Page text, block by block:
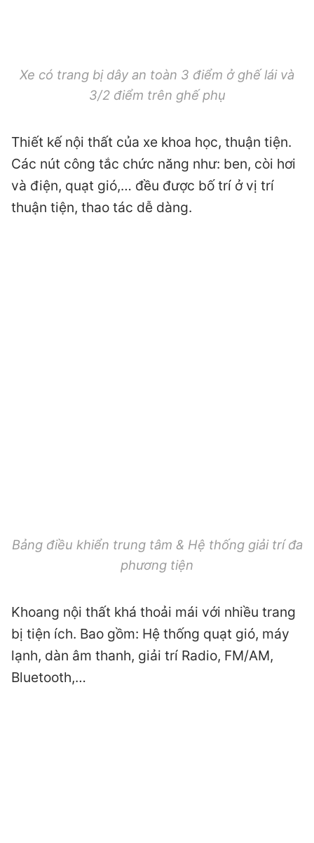
Xe có trang bị dây an toàn 3 điểm ở ghế lái và
3/2 điểm trên ghế phụ
Thiết kế nội thất của xe khoa học, thuận tiện.
Các nút công tắc chức năng như: ben, còi hơi
và điện, quạt gió,… đều được bố trí ở vị trí
thuận tiện, thao tác dễ dàng.
Bảng điều khiển trung tâm & Hệ thống giải trí đa
phương tiện
Khoang nội thất khá thoải mái với nhiều trang
bị tiện ích. Bao gồm: Hệ thống quạt gió, máy
lạnh, dàn âm thanh, giải trí Radio, FM/AM,
Bluetooth,…